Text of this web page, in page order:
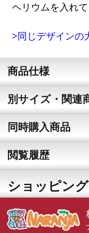
ヘリウムを入れて
>同じデザインの
商品仕様
別サイズ・関連
同時購入商品
閲覧履歴
ショッピン